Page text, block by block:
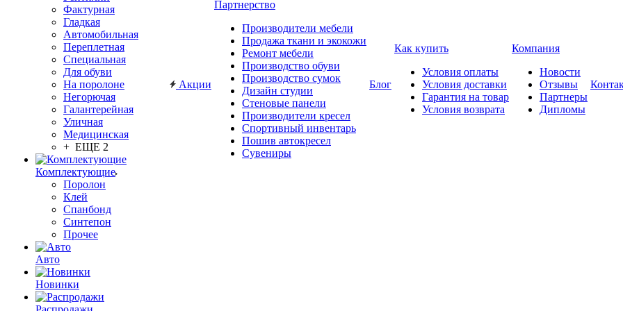
Фактурная
Гладкая
Автомобильная
Переплетная
Специальная
Для обуви
На поролоне
Негорючая
Галантерейная
Уличная
Медицинская
+ ЕЩЕ 2
Комплектующие
Поролон
Клей
Спанбонд
Синтепон
Прочее
Авто
Новинки
Акции
Партнерство
Производители мебели
Продажа ткани и экокожи
Ремонт мебели
Производство обуви
Производство сумок
Дизайн студии
Стеновые панели
Производители кресел
Спортивный инвентарь
Пошив автокресел
Сувениры
Блог
Как купить
Условия оплаты
Условия доставки
Гарантия на товар
Условия возврата
Компания
Новости
Отзывы
Партнеры
Дипломы